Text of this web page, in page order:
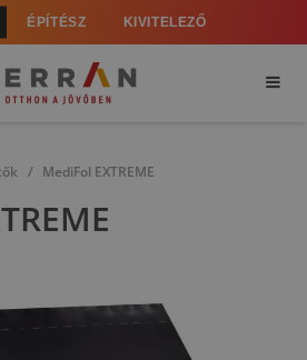
ÉPÍTÉSZ KIVITELEZŐ
MediFol EXTREME